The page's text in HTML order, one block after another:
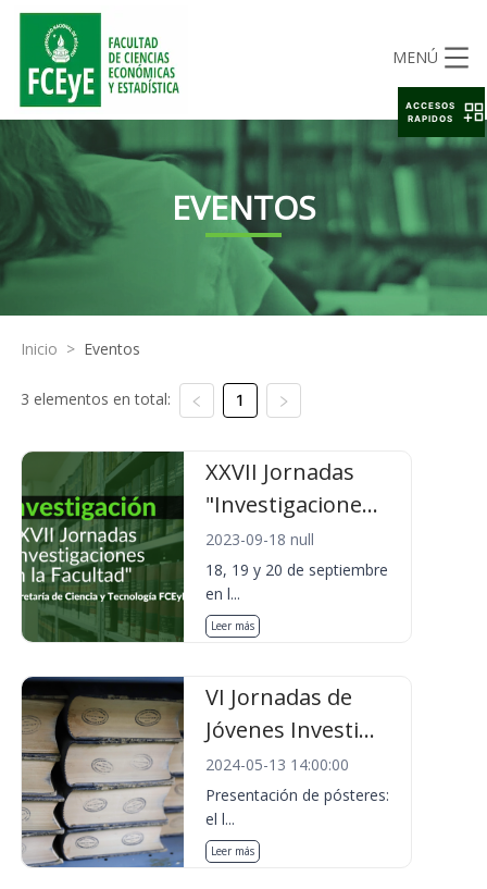
MENÚ
EVENTOS
Inicio > Eventos
3 elementos en total: 1
XXVII Jornadas
"Investigacione...
2023-09-18 null
18, 19 y 20 de septiembre
en l...
Leer más
VI Jornadas de
Jóvenes Investi...
2024-05-13 14:00:00
Presentación de pósteres:
el l...
Leer más
ACCESOS
RAPIDOS